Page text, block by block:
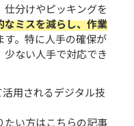
分けやピッキングを
なミスを減らし、作業
す。特に人手の確保が
ない人手で対応でき
用されるデジタル技
たい方はこちらの記事